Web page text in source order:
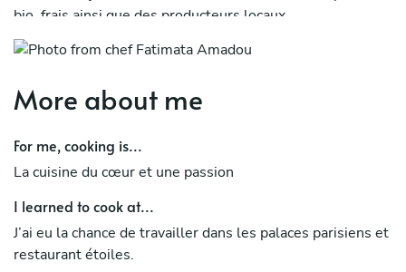
bio, frais ainsi que des producteurs locaux.
More about me
For me, cooking is...
La cuisine du cœur et une passion
I learned to cook at...
J’ai eu la chance de travailler dans les palaces parisiens et
restaurant étoiles.